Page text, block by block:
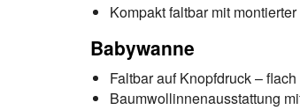
Kompakt faltbar mit
Babywanne
Faltbar auf Knopfdruck –
Baumwollinnenausstattung